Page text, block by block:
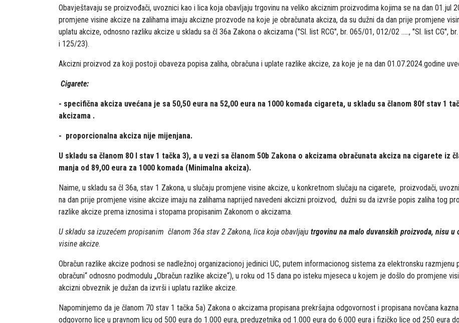
Obavještavaju se proizvođači, uvoznici kao i lica koja obavljaju trgovinu na veliko akciznim proizvodima kojima se na dan 01.jul
promjene visine akcize na zalihama imaju akcizne prozvode na koje je obračunata akciza, da su dužni da dan prije promjene
uplatu akcize, odnosno razliku akcize u skladu sa čl 36a Zakona o akcizama ("Sl. list RCG", br. 065/01, 012/02 ....., "Sl. list
i 125/23).
Akcizni proizvod za koji postoji obaveza popisa zaliha, obračuna i uplate razlike akcize, za koje je na dan 01.07.2024.godine
Cigarete:
- specifična akciza uvećana je sa 50,50 eura na 52,00 eura na 1000 komada cigareta, u skladu sa članom 80f stav 1
akcizama .
- proporcionalna akciza nije mijenjana.
U skladu sa članom 80 l stav 1 tačka 3), a u vezi sa članom 50b Zakona o akcizama obračunata akciza na cigarete iz
manja od 89,00 eura za 1000 komada (Minimalna akciza).
Naime, u skladu sa čl 36a, stav 1 Zakona, u slučaju promjene visine akcize, u konkretnom slučaju na cigarete, proizvodači,
na dan prije promjene visine akcize imaju na zalihama naprijed navedeni akcizni proizvod, dužni su da izvrše popis zaliha tog
razlike akcize prema iznosima i stopama propisanim Zakonom o akcizama.
U skladu sa izuzećem propisanim članom 36a stav 2 Zakona, lica koja obavljaju trgovinu na malo duvanskih proizvoda, nisu u
visine akcize.
Obračun razlike akcize podnosi se nadležnoj organizacionoj jedinici UC, putem informacionog sistema za elektronsku razmjenu
obračuni“ odnosno podmodulu „Obračun razlike akcize“), u roku od 15 dana po isteku mjeseca u kojem je došlo do promjene
akcizni obveznik je dužan da izvrši i uplatu razlike akcize.
Napominjemo da je članom 70 stav 1 tačka 5a) Zakona o akcizama propisana prekršajna odgovornost i propisana novčana
odgovorno lice u pravnom licu od 500 eura do 1.000 eura, preduzetnika od 1.000 eura do 6.000 eura i fizičko lice od 250 eura